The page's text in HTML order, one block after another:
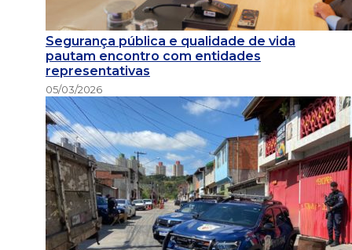
Segurança pública e qualidade de vida
pautam encontro com entidades
representativas
05/03/2026